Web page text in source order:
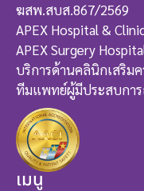
ฆสพ.สบส.867/2569
APEX Hospital &
APEX Surgery
บริการด้านคลินิกเสริม
ทีมแพทย์ผู้มีประสบกา
เมนู